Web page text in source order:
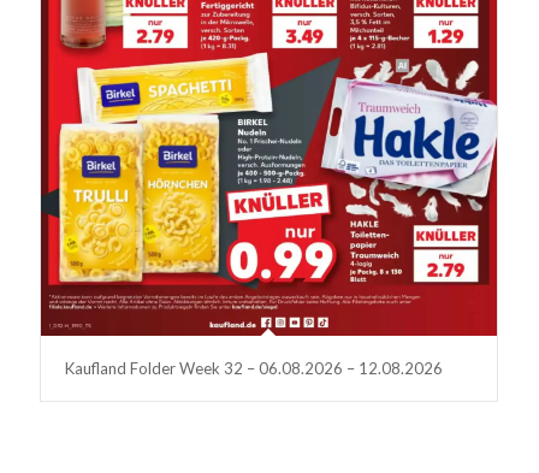
Kaufland Folder Week 32 – 06.08.2026 – 12.08.2026